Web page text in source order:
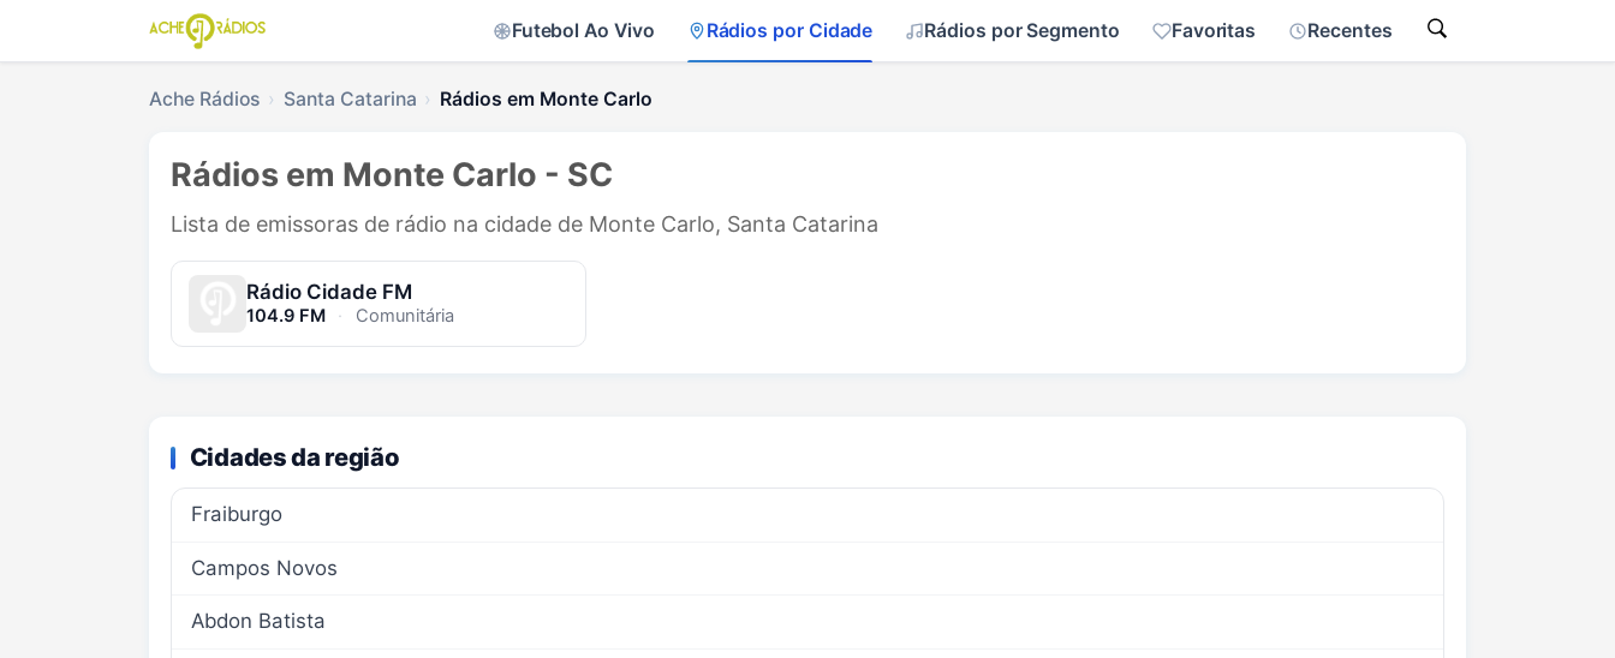
Futebol Ao Vivo Rádios por Cidade Rádios por Segmento Favoritas Recentes
Ache Rádios Santa Catarina Rádios em Monte Carlo
Rádios em Monte Carlo - SC
Lista de emissoras de rádio na cidade de Monte Carlo, Santa Catarina
Rádio Cidade FM
104.9 FM · Comunitária
Cidades da região
Fraiburgo
Campos Novos
Abdon Batista